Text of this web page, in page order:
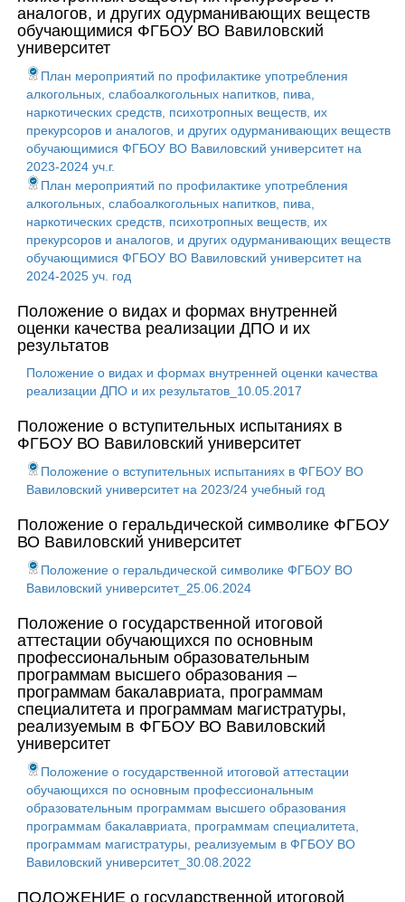
аналогов, и других одурманивающих веществ
обучающимися ФГБОУ ВО Вавиловский
университет
План мероприятий по профилактике употребления
алкогольных, слабоалкогольных напитков, пива,
наркотических средств, психотропных веществ, их
прекурсоров и аналогов, и других одурманивающих веществ
обучающимися ФГБОУ ВО Вавиловский университет на
2023-2024 уч.г.
План мероприятий по профилактике употребления
алкогольных, слабоалкогольных напитков, пива,
наркотических средств, психотропных веществ, их
прекурсоров и аналогов, и других одурманивающих веществ
обучающимися ФГБОУ ВО Вавиловский университет на
2024-2025 уч. год
Положение о видах и формах внутренней
оценки качества реализации ДПО и их
результатов
Положение о видах и формах внутренней оценки качества
реализации ДПО и их результатов_10.05.2017
Положение о вступительных испытаниях в
ФГБОУ ВО Вавиловский университет
Положение о вступительных испытаниях в ФГБОУ ВО
Вавиловский университет на 2023/24 учебный год
Положение о геральдической символике ФГБОУ
ВО Вавиловский университет
Положение о геральдической символике ФГБОУ ВО
Вавиловский университет_25.06.2024
Положение о государственной итоговой
аттестации обучающихся по основным
профессиональным образовательным
программам высшего образования –
программам бакалавриата, программам
специалитета и программам магистратуры,
реализуемым в ФГБОУ ВО Вавиловский
университет
Положение о государственной итоговой аттестации
обучающихся по основным профессиональным
образовательным программам высшего образования
программам бакалавриата, программам специалитета,
программам магистратуры, реализуемым в ФГБОУ ВО
Вавиловский университет_30.08.2022
ПОЛОЖЕНИЕ о государственной итоговой